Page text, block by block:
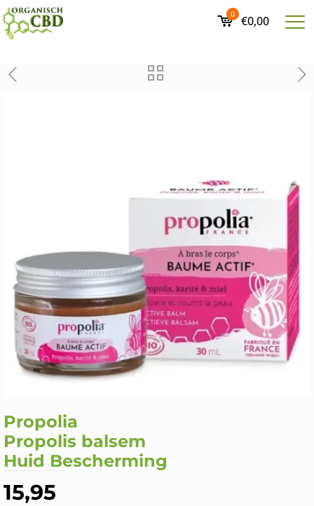
0 €0,00
Propolia
Propolis balsem
Huid Bescherming
15,95